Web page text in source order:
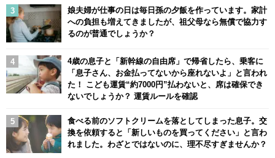
娘夫婦が仕事の日は毎日孫の夕飯を作っています。家計
への負担も増えてきましたが、祖父母なら無償で協力す
るのが普通でしょうか？
4歳の息子と「新幹線の自由席」で帰省したら、乗客に
「息子さん、お金払ってないから座れないよ」と言われ
た！ こども運賃“約7000円”払わないと、席は確保でき
ないでしょうか？ 運賃ルールを確認
食べる前のソフトクリームを落としてしまった息子。交
換を依頼すると「新しいものを買ってください」と言わ
れました。わざとではないのに、理不尽すぎませんか？